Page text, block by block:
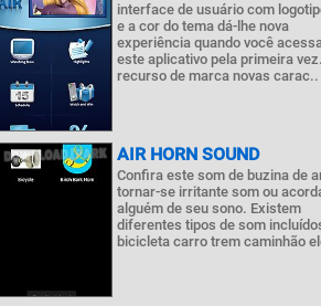
interface de usuário com
e a cor do tema dá-lhe nova
experiência quando você
este aplicativo pela primeira
recurso de marca novas carac..
AIR HORN SOUND
Confira este som de buzina de
tornar-se irritante som ou
alguém de seu sono. Existem
diferentes tipos de som
bicicleta carro trem caminhão